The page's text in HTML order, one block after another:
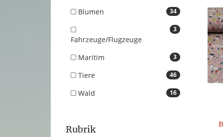
34
Blumen
3
Fahrzeuge/Flugzeuge
3
Maritim
46
Tiere
16
Wald
Rubrik